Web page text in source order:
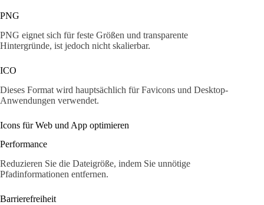
PNG
PNG eignet sich für feste Größen und transparente
Hintergründe, ist jedoch nicht skalierbar.
ICO
Dieses Format wird hauptsächlich für Favicons und Desktop-
Anwendungen verwendet.
Icons für Web und App optimieren
Performance
Reduzieren Sie die Dateigröße, indem Sie unnötige
Pfadinformationen entfernen.
Barrierefreiheit